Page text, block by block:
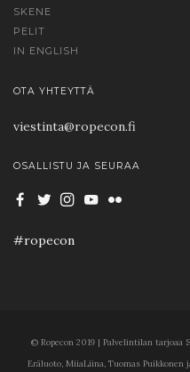
SKENE
PELIT
IN ENGLISH
OTA YHTEYTTÄ
viestinta@ropecon.fi
OSALLISTU JA SEURAA
#ropecon
© Ropecon 2019 | Palvelintilan tarjoaa
Eräluoto, MiiaLiina, Tuomas Puikkonen